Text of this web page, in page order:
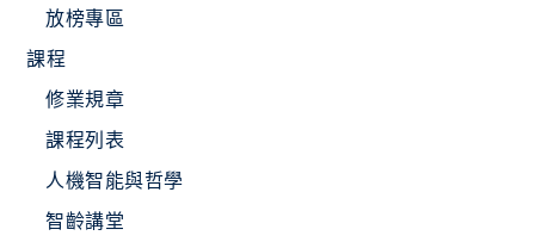
放榜專區
課程
修業規章
課程列表
人機智能與哲學
智齡講堂